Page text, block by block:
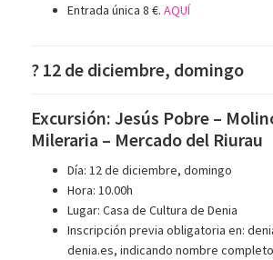
Entrada única 8 €.AQUÍ
? 12 de diciembre, domingo
Excursión: Jesús Pobre –
Mileraria – Mercado del Riurau
Día: 12 de diciembre, domingo
Hora: 10.00h
Lugar: Casa de Cultura de Denia
Inscripción previa obligatoria en:
denia.es, indicando nombre